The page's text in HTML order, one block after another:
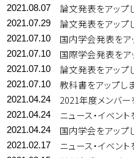
2021.08.07 論文発表をアップ
2021.07.29 論文発表をアップ
2021.07.10 国内学会発表をア
2021.07.10 国際学会発表をア
2021.07.10 論文発表をアップ
2021.07.10 教科書をアップし
2021.04.24 2021年度メンバー
2021.04.24 ニュース・イベン
2021.04.24 国内学会をアップ
2021.02.17 ニュース・イベン